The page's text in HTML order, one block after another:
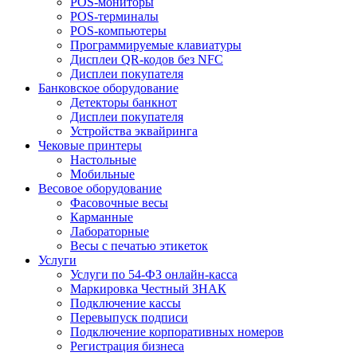
POS-терминалы
POS-компьютеры
Программируемые клавиатуры
Дисплеи QR-кодов без NFC
Дисплеи покупателя
Банковское оборудование
Детекторы банкнот
Дисплеи покупателя
Устройства эквайринга
Чековые принтеры
Настольные
Мобильные
Весовое оборудование
Фасовочные весы
Карманные
Лабораторные
Весы с печатью этикеток
Услуги
Услуги по 54-ФЗ онлайн-касса
Маркировка Честный ЗНАК
Подключение кассы
Перевыпуск подписи
Подключение корпоративных номеров
Регистрация бизнеса